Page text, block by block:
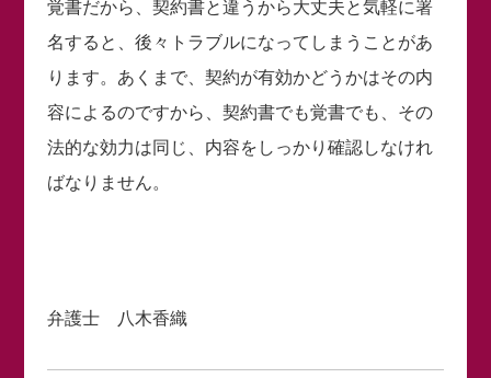
覚書だから、契約書と違うから大丈夫と気軽に署
名すると、後々トラブルになってしまうことがあ
ります。あくまで、契約が有効かどうかはその内
容によるのですから、契約書でも覚書でも、その
法的な効力は同じ、内容をしっかり確認しなけれ
ばなりません。
弁護士 八木香織